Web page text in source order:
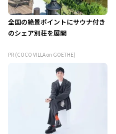
全国の絶景ポイントにサウナ付き
のシェア別荘を展開
PR (COCO VILLA on GOETHE)